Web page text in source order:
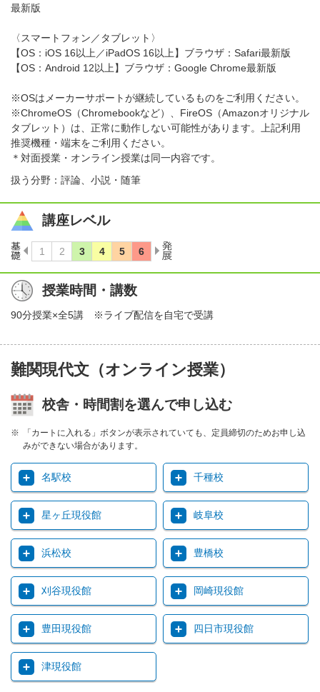
最新版
〈スマートフォン／タブレット〉
【OS：iOS 16以上／iPadOS 16以上】ブラウザ：Safari最新版
【OS：Android 12以上】ブラウザ：Google Chrome最新版
※OSはメーカーサポートが継続しているものをご利用ください。
※ChromeOS（Chromebookなど）、FireOS（Amazonオリジナル
タブレット）は、正常に動作しない可能性があります。上記利用
推奨機種・端末をご利用ください。
＊対面授業・オンライン授業は同一内容です。
扱う分野：評論、小説・随筆
講座レベル
授業時間・講数
90分授業×全5講 ※ライブ配信を自宅で受講
難関現代文（オンライン授業）
校舎・時間割を選んで申し込む
「カートに入れる」ボタンが表示されていても、定員締切のためお申し込
みができない場合があります。
名駅校 千種校
星ヶ丘現役館 岐阜校
浜松校 豊橋校
刈谷現役館 岡崎現役館
豊田現役館 四日市現役館
津現役館